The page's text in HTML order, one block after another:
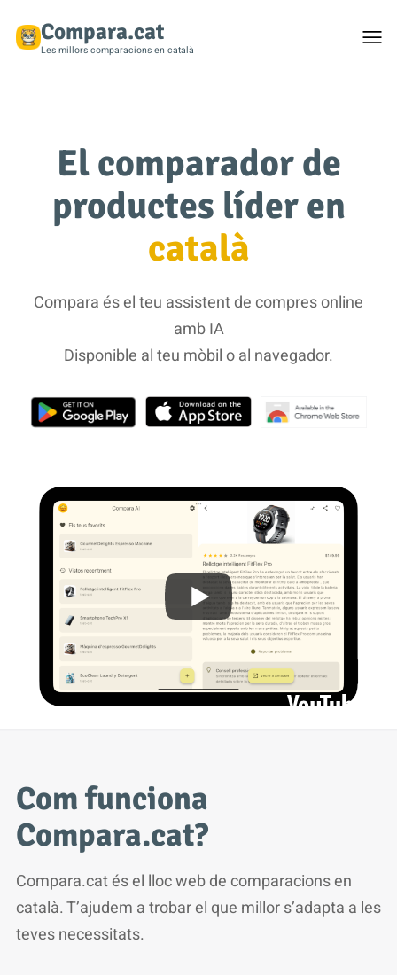
Compara.cat
Les millors comparacions en català
El comparador de
productes líder en
català
Compara és el teu assistent de compres online
amb IA
Disponible al teu mòbil o al navegador.
Com funciona
Compara.cat?
Compara.cat és el lloc web de comparacions en
català. T’ajudem a trobar el que millor s’adapta a les
teves necessitats.